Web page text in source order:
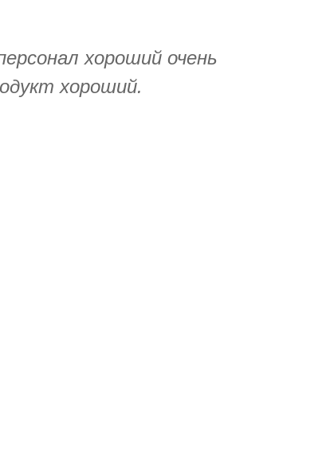
хороший очень
хороший.